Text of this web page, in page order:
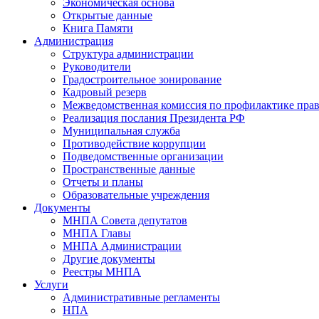
Экономическая основа
Открытые данные
Книга Памяти
Администрация
Структура администрации
Руководители
Градостроительное зонирование
Кадровый резерв
Межведомственная комиссия по профилактике
Реализация послания Президента РФ
Муниципальная служба
Противодействие коррупции
Подведомственные организации
Пространственные данные
Отчеты и планы
Образовательные учреждения
Документы
МНПА Совета депутатов
МНПА Главы
МНПА Администрации
Другие документы
Реестры МНПА
Услуги
Административные регламенты
НПА